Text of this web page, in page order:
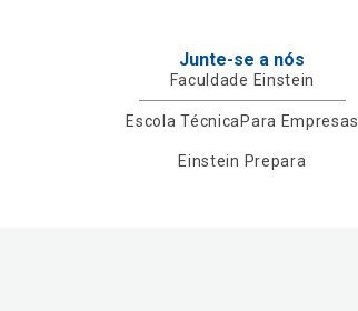
Junte-se a nós
Faculdade Einstein
Escola Técnica Para Empresas
Einstein Prepara